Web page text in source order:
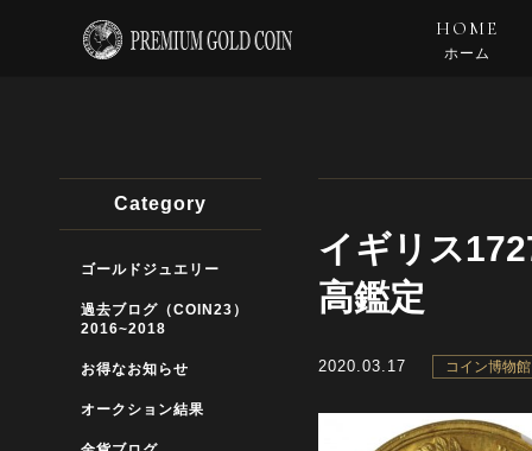
HOME
ホーム
イギリス
高鑑定
2020.03.17 コイン博物館
Category
ゴールドジュエリー
過去ブログ（COIN23）
2016~2018
お得なお知らせ
オークション結果